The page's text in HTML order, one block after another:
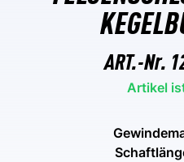
ART.-Nr.
Artikel